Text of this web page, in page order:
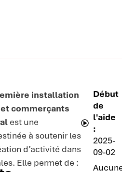
installation
commerçants
est une
à soutenir les
d’activité dans
Elle permet de :
Début
de
l'aide
:
2025-
09-02